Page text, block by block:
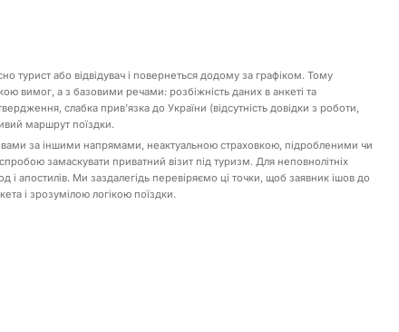
турист або відвідувач і повернеться додому за графіком. Тому
вимог, а з базовими речами: розбіжність даних в анкеті та
слабка привʼязка до України (відсутність довідки з роботи,
маршрут поїздки.
за іншими напрямами, неактуальною страховкою, підробленими чи
замаскувати приватний візит під туризм. Для неповнолітніх
і апостилів. Ми заздалегідь перевіряємо ці точки, щоб заявник ішов до
і зрозумілою логікою поїздки.